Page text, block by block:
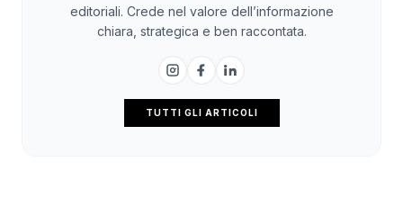
editoriali. Crede nel valore dell’informazione
chiara, strategica e ben raccontata.
TUTTI GLI ARTICOLI